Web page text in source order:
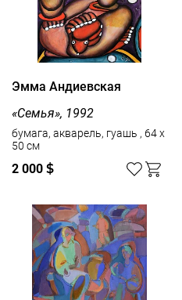
Эмма Андиевская
«Семья», 1992
бумага, акварель, гуашь , 64 x
50 см
2 000 $